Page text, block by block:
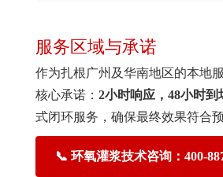
服务区域与承诺
作为扎根广州及华南地区的本地
核心承诺：2小时响应，48小时到
式闭环服务，确保最终效果符合预
📞 环氧灌浆技术咨询：400-